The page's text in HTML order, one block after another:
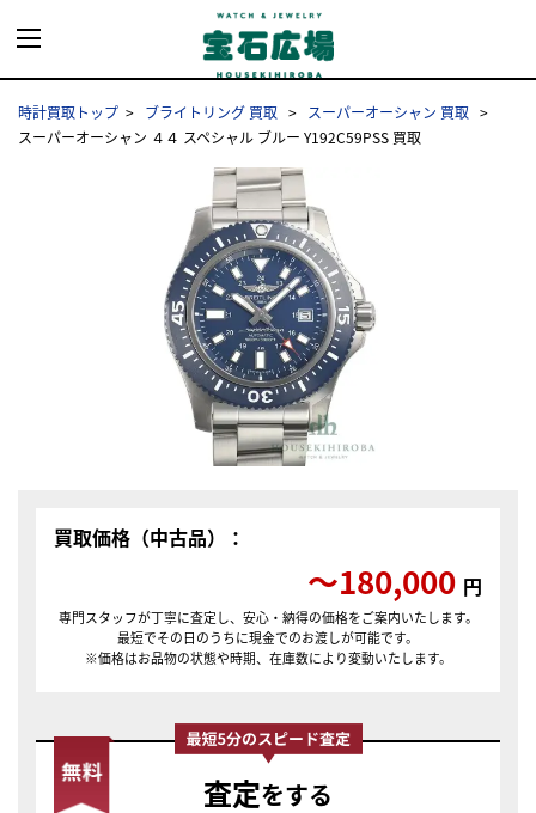
時計買取トップ ブライトリング 買取
スーパーオーシャン 買取
スーパーオーシャン ４４ スペシャル ブルー Y192C59PSS 買取
買取価格（中古品）：
〜180,000 円
専門スタッフが丁寧に査定し、安心・納得の価格をご案内いたします。
最短でその日のうちに現金でのお渡しが可能です。
※価格はお品物の状態や時期、在庫数により変動いたします。
査定をする